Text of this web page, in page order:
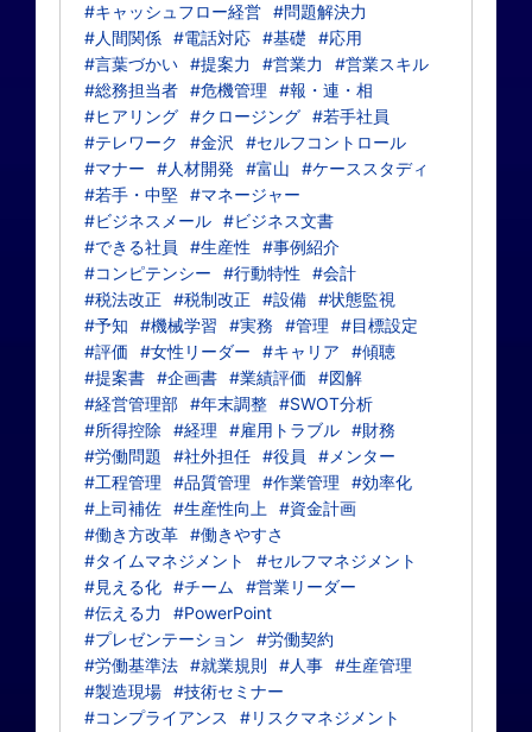
#キャッシュフロー経営 #問題解決力
#人間関係 #電話対応 #基礎
#応用
#言葉づかい #提案力 #営業力
#営業スキル
#総務担当者 #危機管理
#報・連・相
#ヒアリング #クロージング #若手社員
#テレワーク
#金沢
#セルフコントロール
#マナー
#人材開発 #富山
#ケーススタディ
#若手・中堅 #マネージャー
#ビジネスメール #ビジネス文書
#できる社員
#生産性
#事例紹介
#コンピテンシー
#行動特性
#会計
#税法改正
#税制改正 #設備 #状態監視
#予知
#機械学習 #実務 #管理
#目標設定
#評価
#女性リーダー #キャリア
#傾聴
#提案書 #企画書 #業績評価
#図解
#経営管理部 #年末調整 #SWOT分析
#所得控除
#経理 #雇用トラブル #財務
#労働問題
#社外担任 #役員
#メンター
#工程管理
#品質管理 #作業管理
#効率化
#上司補佐 #生産性向上
#資金計画
#働き方改革 #働きやすさ
#タイムマネジメント
#セルフマネジメント
#見える化 #チーム
#営業リーダー
#伝える力
#PowerPoint
#プレゼンテーション
#労働契約
#労働基準法 #就業規則 #人事 #生産管理
#製造現場 #技術セミナー
#コンプライアンス
#リスクマネジメント